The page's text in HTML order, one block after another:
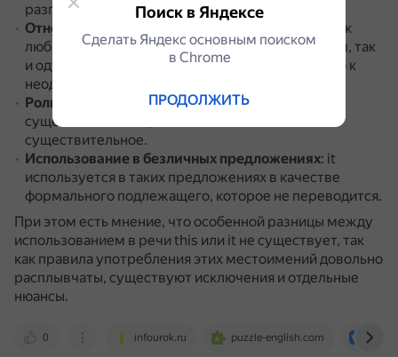
разговора.
Отношение к существительным
: this относится к
любым существительным, как неодушевлённым, так
и одушевлённым, it используется по отношению к
неодушевлённым предметам и животным.
Роль в предложении: this может стоять перед
существительным, it обычно заменяет
существительное.
Использование в безличных предложениях: it
используется в таких предложениях в качестве
формального подлежащего, которое не переводится.
При этом есть мнение, что особенной разницы между
использованием в речи this или it не существует, так
как правила употребления этих местоимений довольно
расплывчаты, существуют исключения и отдельные
нюансы.
0 infourok.ru puzzle-english.com
Поиск в Яндексе
Сделать Яндекс основным поиском
в Сhrome
ПРОДОЛЖИТЬ